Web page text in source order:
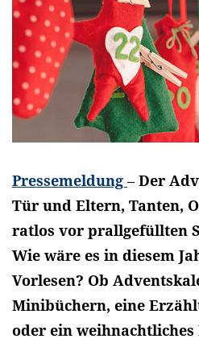
Pressemeldung–Der
Tür und Eltern, Tanten,
ratlos vor prallgefüllten
Wie wäre es in diesem
Vorlesen? Ob
Minibüchern, eine
oder ein weihnachtliches